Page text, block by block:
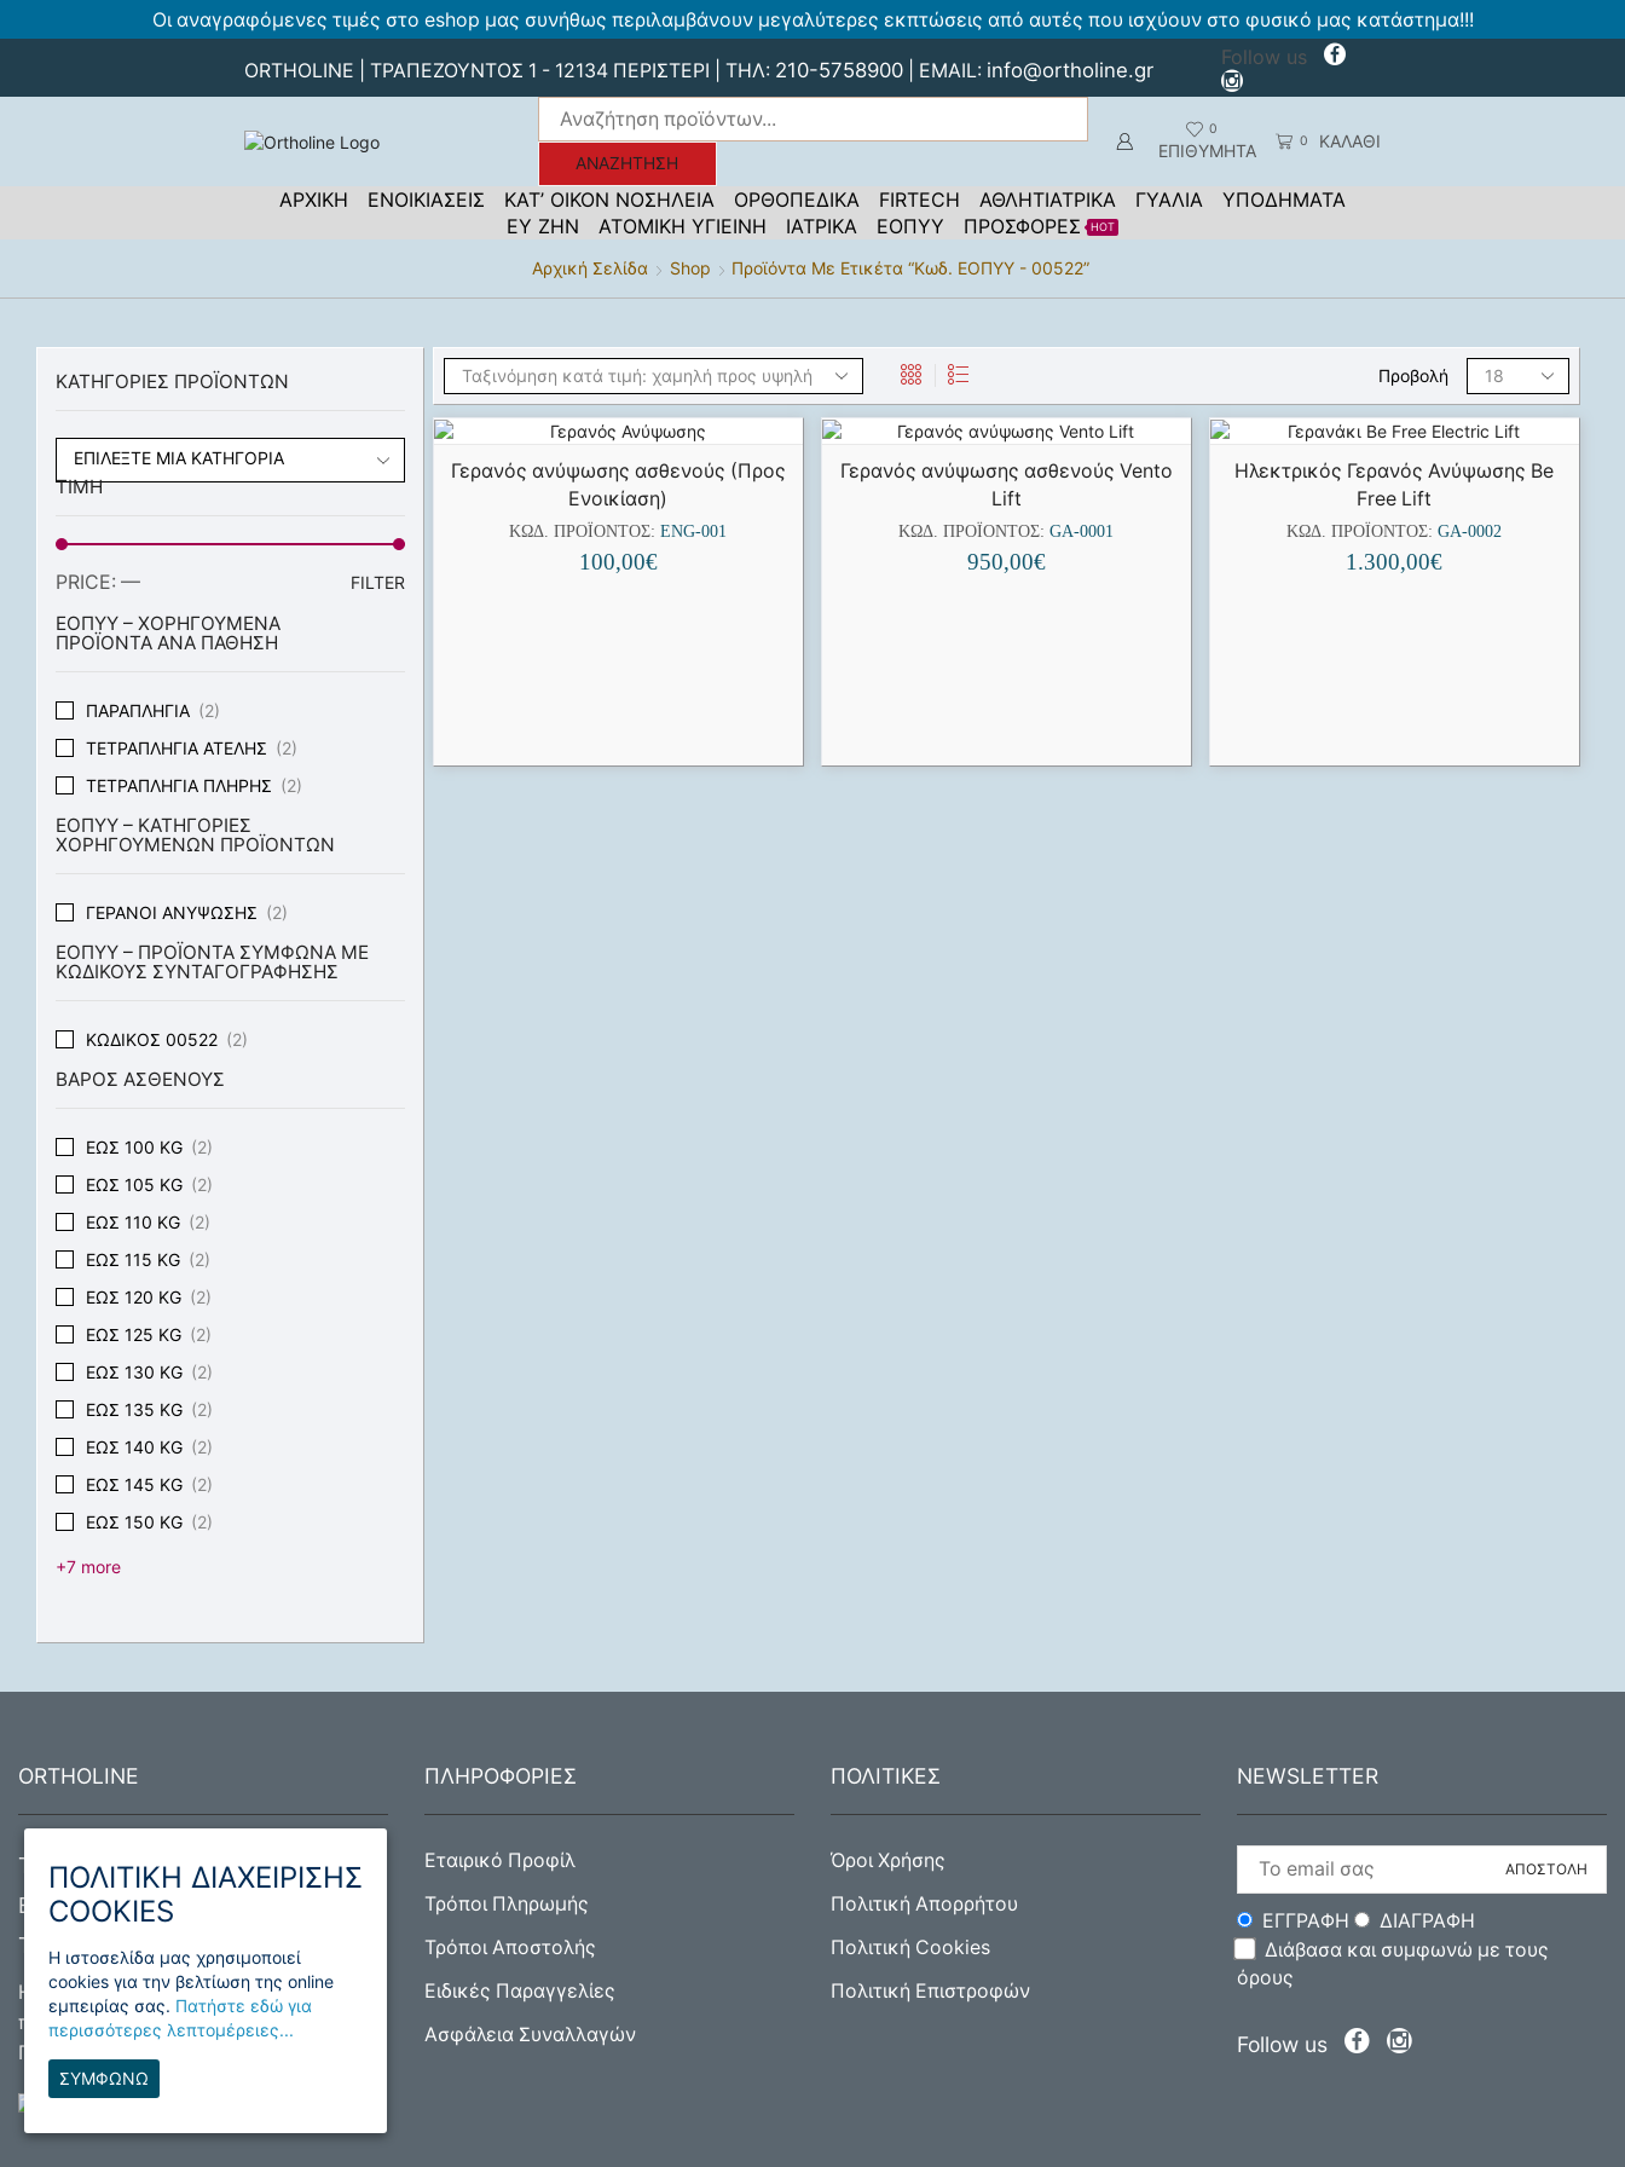
Οι αναγραφόμενες τιμές στο eshop μας συνήθως περιλαμβάνουν μεγαλύτερες εκπτώσεις από αυτές που ισχύουν στο φυσικό μας κατάστημα!!!
ORTHOLINE | ΤΡΑΠΕΖΟΥΝΤΟΣ 1 - 12134 ΠΕΡΙΣΤΕΡΙ | ΤΗΛ: 210-5758900 | EMAIL: info@ortholine.gr
Follow us
ΑΝΑΖΉΤΗΣΗ
0
ΕΠΙΘΥΜΗΤΑ 0 ΚΑΛΑΘΙ
ΑΡΧΙΚΗ ΕΝΟΙΚΙΑΣΕΙΣ ΚΑΤ’ ΟΙΚΟΝ ΝΟΣΗΛΕΙΑ ΟΡΘΟΠΕΔΙΚΑ FIRTECH ΑΘΛΗΤΙΑΤΡΙΚΑ ΓΥΑΛΙΑ
ΥΠΟΔΗΜΑΤΑ
ΕΥ ΖΗΝ
ΑΤΟΜΙΚΗ ΥΓΙΕΙΝΗ ΙΑΤΡΙΚΑ ΕΟΠΥΥ ΠΡΟΣΦΟΡΕΣ HOT
Αρχική Σελίδα Shop Προϊόντα Με Ετικέτα “κωδ. ΕΟΠΥΥ - 00522”
Προβολή
Γερανός ανύψωσης ασθενούς (Προς
Ενοικίαση)
ΚΩΔ. ΠΡΟΪΌΝΤΟΣ:ENG-001
100,00€
Γερανός ανύψωσης ασθενούς Vento
Lift
ΚΩΔ. ΠΡΟΪΌΝΤΟΣ:GA-0001
950,00€
Ηλεκτρικός Γερανός Ανύψωσης Be
Free Lift
ΚΩΔ. ΠΡΟΪΌΝΤΟΣ:GA-0002
1.300,00€
ΚΑΤΗΓΟΡΙΕΣ ΠΡΟΪΟΝΤΩΝ
ΕΠΙΛΈΞΤΕ ΜΊΑ ΚΑΤΗΓΟΡΊΑ
ΤΙΜΗ
FILTER
PRICE: —
ΕΟΠΥΥ – ΧΟΡΗΓΟΥΜΕΝΑ
ΠΡΟΪΟΝΤΑ ΑΝΑ ΠΑΘΗΣΗ
ΠΑΡΑΠΛΗΓΊΑ (2)
ΤΕΤΡΑΠΛΗΓΊΑ ΑΤΕΛΉΣ (2)
ΤΕΤΡΑΠΛΗΓΊΑ ΠΛΉΡΗΣ (2)
ΕΟΠΥΥ – ΚΑΤΗΓΟΡΙΕΣ
ΧΟΡΗΓΟΥΜΕΝΩΝ ΠΡΟΪΟΝΤΩΝ
ΓΕΡΑΝΟΊ ΑΝΎΨΩΣΗΣ (2)
ΕΟΠΥΥ – ΠΡΟΪΟΝΤΑ ΣΥΜΦΩΝΑ ΜΕ
ΚΩΔΙΚΟΥΣ ΣΥΝΤΑΓΟΓΡΑΦΗΣΗΣ
ΚΩΔΙΚΌΣ 00522 (2)
ΒΑΡΟΣ ΑΣΘΕΝΟΥΣ
ΈΩΣ 100 KG (2)
ΈΩΣ 105 KG (2)
ΈΩΣ 110 KG (2)
ΈΩΣ 115 KG (2)
ΈΩΣ 120 KG (2)
ΈΩΣ 125 KG (2)
ΈΩΣ 130 KG (2)
ΈΩΣ 135 KG (2)
ΈΩΣ 140 KG (2)
ΈΩΣ 145 KG (2)
ΈΩΣ 150 KG (2)
+7 more
ORTHOLINE
Τραπεζούντος 1, 12134 Περιστέρι
Email:info@ortholine.gr
Τηλ:
210 5758900
Η εταιρεία Ortholine είναι
πιστοποιημένη σύμφωνα με το Διεθνές
Πρότυπο ΕΛΟΤ ΕΝ ISO 9001:2015
ΠΛΗΡΟΦΟΡΙΕΣ
Εταιρικό Προφίλ
Τρόποι Πληρωμής
Τρόποι Αποστολής
Ειδικές Παραγγελίες
Ασφάλεια Συναλλαγών
ΠΟΛΙΤΙΚΕΣ
Όροι Χρήσης
Πολιτική Απορρήτου
Πολιτική Cookies
Πολιτική Επιστροφών
NEWSLETTER
ΕΓΓΡΑΦΗ
ΔΙΑΓΡΑΦΗ
Διάβασα και συμφωνώ με τους
όρους
Follow us
ΠΟΛΙΤΙΚΗ ΔΙΑΧΕΙΡΙΣΗΣ
COOKIES
H ιστοσελίδα μας χρησιμοποιεί
cookies για την βελτίωση της online
εμπειρίας σας. Πατήστε εδώ για
περισσότερες λεπτομέρειες...
ΣΥΜΦΩΝΩ